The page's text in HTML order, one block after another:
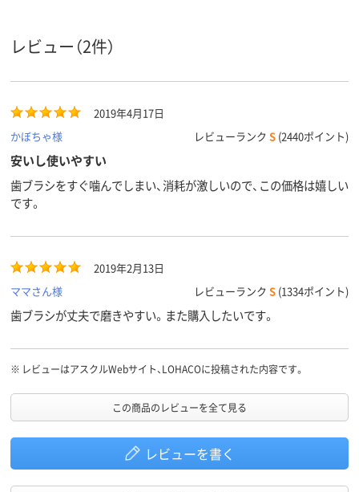
レビュー（2件）
2019年4月17日
かぼちゃ様
レビューランク S (2440ポイント)
安いし使いやすい
歯ブラシをすぐ噛んでしまい、消耗が激しいので、この価格は嬉しい
です。
2019年2月13日
ママさん様
レビューランク S (1334ポイント)
歯ブラシが丈夫で磨きやすい。また購入したいです。
※ レビューはアスクルWebサイト、LOHACOに投稿された内容です。
この商品のレビューを全て見る
レビューを書く